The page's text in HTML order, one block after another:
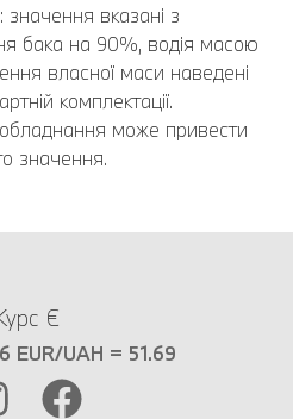
вказані з
бака на 90%, водія масою
власної маси наведені
комплектації.
може привести
значення.
€
EUR/UAH = 51.69